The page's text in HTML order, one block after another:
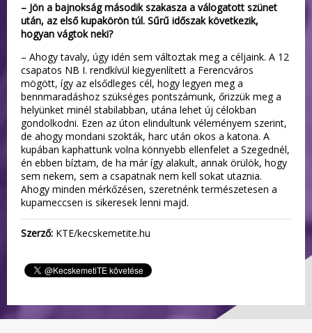
– Jön a bajnokság második szakasza a válogatott szünet
után, az első kupakörön túl. Sűrű időszak következik,
hogyan vágtok neki?
– Ahogy tavaly, úgy idén sem változtak meg a céljaink. A 12
csapatos NB I. rendkívül kiegyenlített a Ferencváros
mögött, így az elsődleges cél, hogy legyen meg a
bennmaradáshoz szükséges pontszámunk, őrizzük meg a
helyünket minél stabilabban, utána lehet új célokban
gondolkodni. Ezen az úton elindultunk véleményem szerint,
de ahogy mondani szokták, harc után okos a katona. A
kupában kaphattunk volna könnyebb ellenfelet a Szegednél,
én ebben bíztam, de ha már így alakult, annak örülök, hogy
sem nekem, sem a csapatnak nem kell sokat utaznia.
Ahogy minden mérkőzésen, szeretnénk természetesen a
kupameccsen is sikeresek lenni majd.
Szerző: KTE/kecskemetite.hu